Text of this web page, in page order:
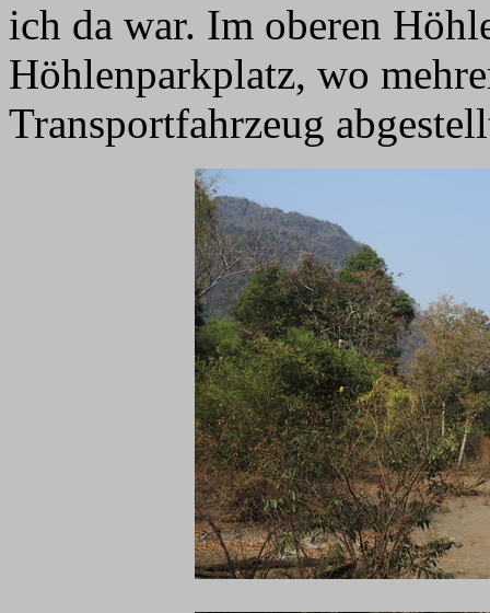
ich da war. Im oberen
Höhlenparkplatz, wo
Transportfahrzeug